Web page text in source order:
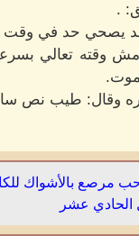
.
حد يصحي حد في
وقته تعالي
موت.
وقال: طيب نص
حب مرصع بالأشواك
الحادي عشر